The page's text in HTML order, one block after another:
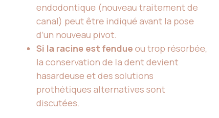
endodontique (nouveau traitement de
canal) peut être indiqué avant la pose
d’un nouveau pivot.
Si la racine est fendue ou trop résorbée,
la conservation de la dent devient
hasardeuse et des solutions
prothétiques alternatives sont
discutées.